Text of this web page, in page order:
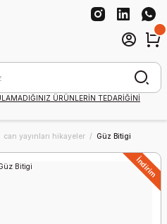
ÜRÜNLERİN TEDARİĞİNİ
can yayınları hikayeler Güz Bitigi
İndirim